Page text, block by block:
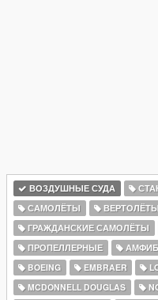
ВОЗДУШНЫЕ СУДА
САМОЛЁТЫ
ГРАЖДАНСКИЕ САМОЛЁТЫ
ПРОПЕЛЛЕРНЫЕ
BOEING
EMBRAER
MCDONNELL DOUGLAS